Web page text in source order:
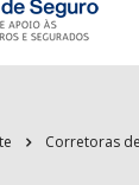
Corretoras